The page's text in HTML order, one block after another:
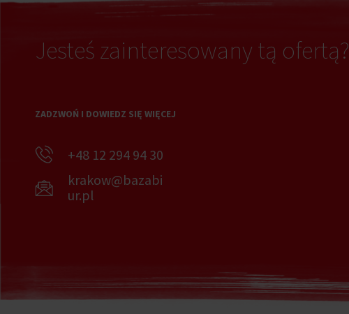
Jesteś zainteresowany tą ofertą?
ZADZWOŃ I DOWIEDZ SIĘ WIĘCEJ
+48 12 294 94 30
krakow@bazabi
ur.pl